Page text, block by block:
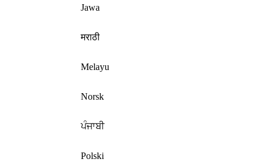
Jawa
मराठी
Melayu
Norsk
ਪੰਜਾਬੀ
Polski